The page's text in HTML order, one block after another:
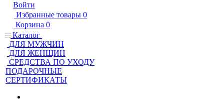
Войти
Избранные товары 0
Корзина 0
Каталог
ДЛЯ МУЖЧИН
ДЛЯ ЖЕНЩИН
CРЕДСТВА ПО УХОДУ
ПОДАРОЧНЫЕ
СЕРТИФИКАТЫ